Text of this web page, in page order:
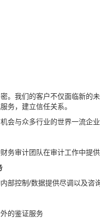
。我们的客户不仅面临新的
务，建立信任关系。
会与众多行业的世界一流企
务审计团队在审计工作中提
部控制/数据提供尽调以及咨
的鉴证服务